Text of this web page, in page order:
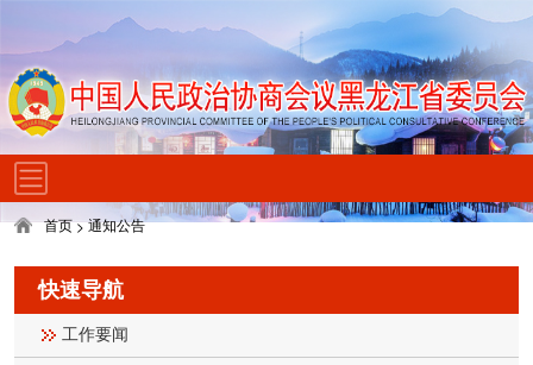
首页>通知公告
快速导航
工作要闻